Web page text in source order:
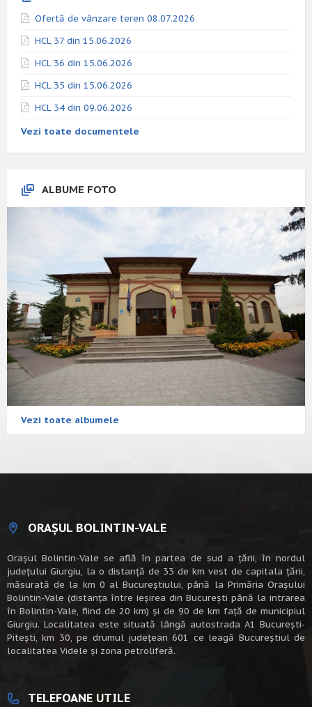
Ofertă de vânzare teren 08.07.2026
HCL 37 din 15.06.2026
HCL 36 din 15.06.2026
HCL 35 din 15.06.2026
HCL 34 din 09.06.2026
Vezi toate documentele
ALBUME FOTO
Vezi toate albumele
ORAȘUL BOLINTIN-VALE
Oraşul Bolintin-Vale se află în partea de sud a ţării, în nordul
judeţului Giurgiu, la o distanţă de 33 de km vest de capitala țării,
măsurată de la km 0 al Bucureștiului, până la Primăria Orașului
Bolintin-Vale (distanța între ieșirea din București până la intrarea
în Bolintin-Vale, fiind de 20 km) şi de 90 de km faţă de municipiul
Giurgiu. Localitatea este situată lângă autostrada A1 Bucureşti-
Piteşti, km 30, pe drumul judeţean 601 ce leagă Bucureştiul de
localitatea Videle şi zona petroliferă.
TELEFOANE UTILE